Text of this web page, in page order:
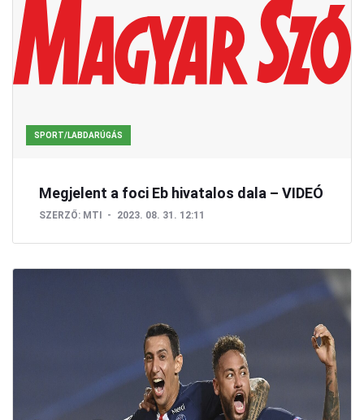
SPORT/LABDARÚGÁS
Megjelent a foci Eb hivatalos dala – VIDEÓ
SZERZŐ: MTI 2023. 08. 31. 12:11